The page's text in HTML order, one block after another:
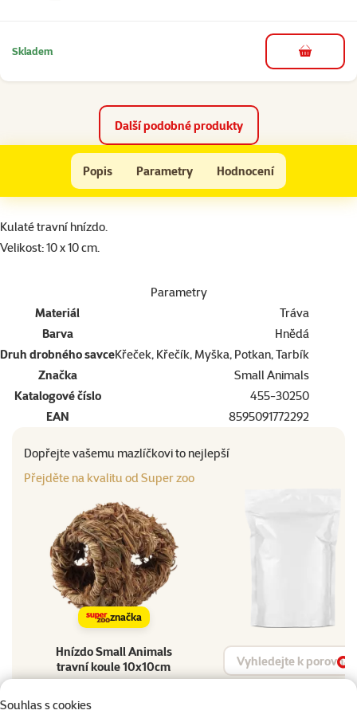
Souhlas s cookies
Skladem do košíku
Další podobné produkty
Hnízdo Small Animals travní koule 10x10cm
Popis Parametry Hodnocení
Na začátek stránky
superzoo.product.detail.content
Kulaté travní hnízdo.
Velikost: 10 x 10 cm.
Parametry
Materiál
Tráva
Barva
Hnědá
Druh drobného savceKřeček, Křečík, Myška, Potkan, Tarbík
Značka
Small Animals
Katalogové číslo
455-30250
EAN
8595091772292
Dopřejte vašemu mazlíčkovi to nejlepší
Přejděte na kvalitu od Super zoo
značka
Hnízdo Small Animals
travní koule 10x10cm
Vyhledat produkt
Materiál